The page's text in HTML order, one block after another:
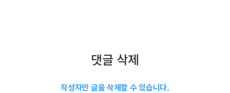
댓글 삭제
작성자만 글을 삭제할 수 있습니다.